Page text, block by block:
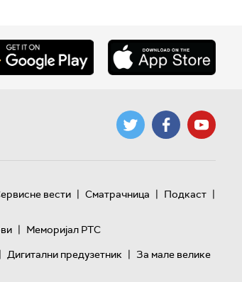
вести | Сматрачница | Подкаст |
| Меморијал РТС
| Дигитални предузетник | За мале велике